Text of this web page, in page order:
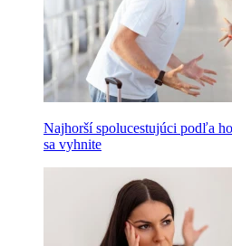
Najhorší spolucestujúci podľa
sa vyhnite